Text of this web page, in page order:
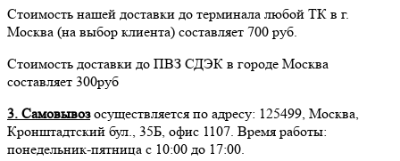
Стоимость нашей доставки до терминала любой ТК в г.
Москва (на выбор клиента) составляет 700 руб.
Стоимость доставки до ПВЗ СДЭК в городе Москва
составляет 300руб
3. Самовывозосуществляется по адресу: 125499, Москва,
Кронштадтский бул., 35Б, офис 1107. Время работы:
понедельник-пятница с 10:00 до 17:00.